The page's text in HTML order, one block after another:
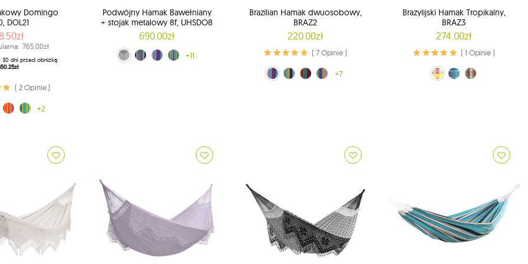
Domingo
DOL21
765.00zł
30 dni przed obniżką:
( 2 Opinie )
(14) (28)
zielony (48)
+2
Podwójny Hamak Bawełniany
+ stojak metalowy 8f, UHSDO8
690.00zł
ecru (UHSDO8-00)
niebiesko-biały (UHSDO8-12)
kolorowy (UHSDO8-20)
niebiesko-zielony (UHSDO8-24)
+11
Brazilian Hamak dwuosobowy,
BRAZ2
220.00zł
( 7 Opinie )
kolorowy (20)
zielono-żółty (29)
czerwono-czarny (30)
pomarańczowo-niebieski (31)
+7
Brazylijski Hamak Tropikalny,
BRAZ3
274.00zł
( 1 Opinie )
carnival (01)
marina (02)
brazilwood (03)